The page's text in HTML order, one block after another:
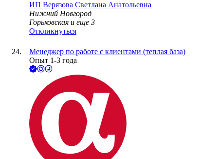
ИП Верязова Светлана Анатольевна
Нижний Новгород
Горьковская и еще 3
Откликнуться
Менеджер по работе с клиентами (теплая база)
Опыт 1-3 года